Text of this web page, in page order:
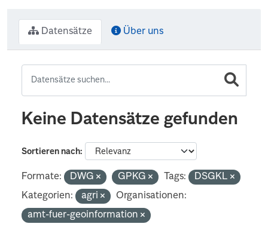
Datensätze Über uns
Keine Datensätze gefunden
Sortieren nach
Formate: DWG GPKG Tags:
DSGKL
Kategorien:
agri
Organisationen:
amt-fuer-geoinformation